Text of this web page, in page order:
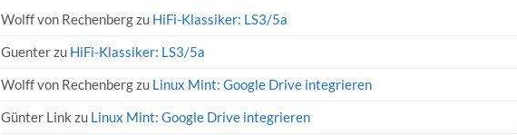
Wolff von Rechenbergzu HiFi-Klassiker: LS3/5a
Guenterzu HiFi-Klassiker: LS3/5a
Wolff von Rechenbergzu Linux Mint: Google Drive integrieren
Günter Link zu Linux Mint: Google Drive integrieren